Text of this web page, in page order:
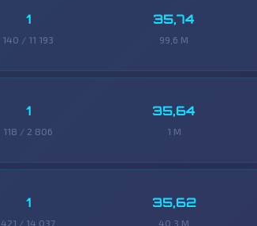
1
140 / 11 193
35,74
99,6 M
1
118 / 2 806
35,64
1 M
1
421 / 14 037
35,62
40,3 M